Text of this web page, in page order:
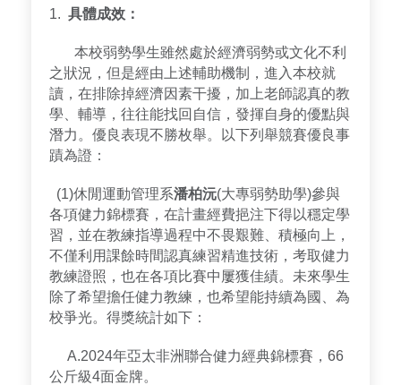
1. 具體成效：
本校弱勢學生雖然處於經濟弱勢或文化不利
之狀況，但是經由上述輔助機制，進入本校就
讀，在排除掉經濟因素干擾，加上老師認真的教
學、輔導，往往能找回自信，發揮自身的優點與
潛力。優良表現不勝枚舉。以下列舉競賽優良事
蹟為證：
(1)休閒運動管理系潘柏沅(大專弱勢助學)參與
各項健力錦標賽，在計畫經費挹注下得以穩定學
習，並在教練指導過程中不畏艱難、積極向上，
不僅利用課餘時間認真練習精進技術，考取健力
教練證照，也在各項比賽中屢獲佳績。未來學生
除了希望擔任健力教練，也希望能持續為國、為
校爭光。得獎統計如下：
A.2024年亞太非洲聯合健力經典錦標賽，66
公斤級4面金牌。